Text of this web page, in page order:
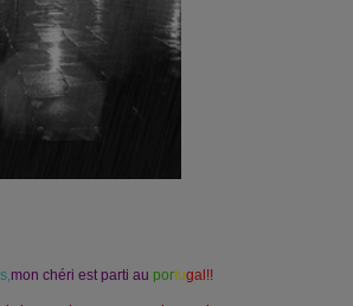
mon chéri est parti au portugal!!